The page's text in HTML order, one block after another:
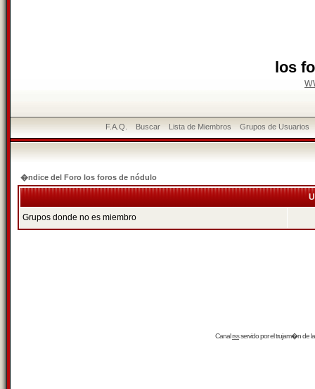
los
F.A.Q. Buscar Lista de Miembros Grupos de Usuarios
�ndice del Foro los foros de nódulo
Grupos donde no es miembro
Canalrssservido por eltrujam�nde